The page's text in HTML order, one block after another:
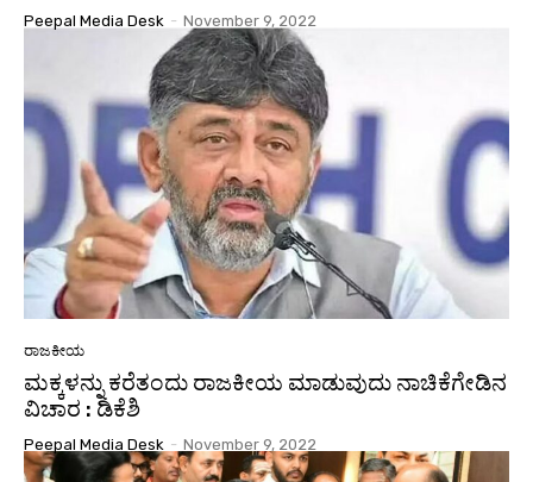
Peepal Media Desk - November 9, 2022
ರಾಜಕೀಯ
ಮಕ್ಕಳನ್ನು ಕರೆತಂದು ರಾಜಕೀಯ ಮಾಡುವುದು ನಾಚಿಕೆಗೇಡಿನ
ವಿಚಾರ : ಡಿಕೆಶಿ
Peepal Media Desk - November 9, 2022